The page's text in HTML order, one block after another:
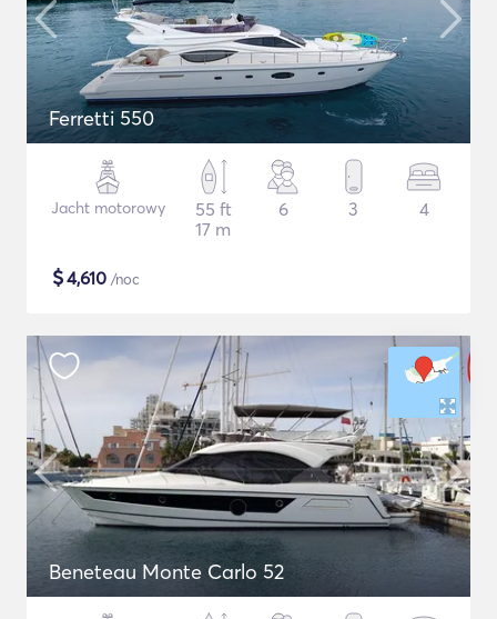
Ferretti 550
Jacht motorowy
55 ft
17 m
6 3 4
$4,610 /noc
Beneteau Monte Carlo 52